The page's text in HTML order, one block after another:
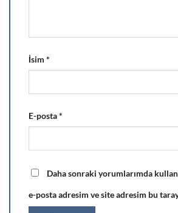
İsim *
E-posta*
Daha sonraki yorumlarımda
e-posta adresim ve site adresim bu